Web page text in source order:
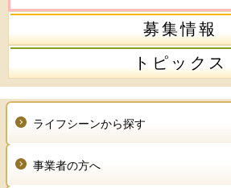
募集情報
トピックス
ライフシーンから探す
事業者の方へ